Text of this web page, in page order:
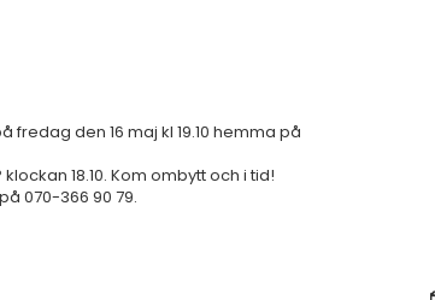
fredag den 16 maj kl 19.10 hemma på
18.10. Kom ombytt och i tid!
070-366 90 79.